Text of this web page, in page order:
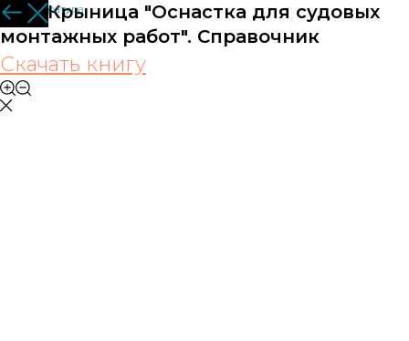
Вся литература
М.Н. Крыница "Оснастка для судовых
монтажных работ". Справочник
Скачать книгу